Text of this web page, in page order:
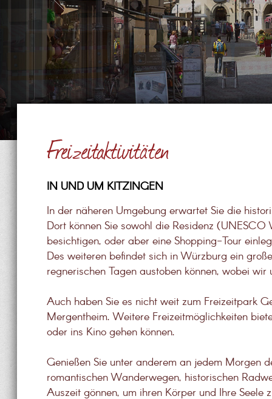
Freizeitaktivitäten
IN UND UM KITZINGEN
In der näheren Umgebung erwartet Sie die
Dort können Sie sowohl die Residenz
besichtigen, oder aber eine Shopping-Tour
Des weiteren befindet sich in Würzburg ein
regnerischen Tagen austoben können, wobei
Auch haben Sie es nicht weit zum Freizeitpark
Mergentheim. Weitere Freizeitmöglichkeiten
oder ins Kino gehen können.
Genießen Sie unter anderem an jedem Morgen
romantischen Wanderwegen, historischen
Auszeit gönnen, um ihren Körper und Ihre Seele